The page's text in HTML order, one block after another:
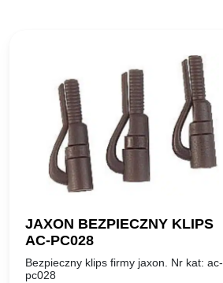
JAXON BEZPIECZNY KLIPS
AC-PC028
Bezpieczny klips firmy jaxon. Nr kat: ac-
pc028